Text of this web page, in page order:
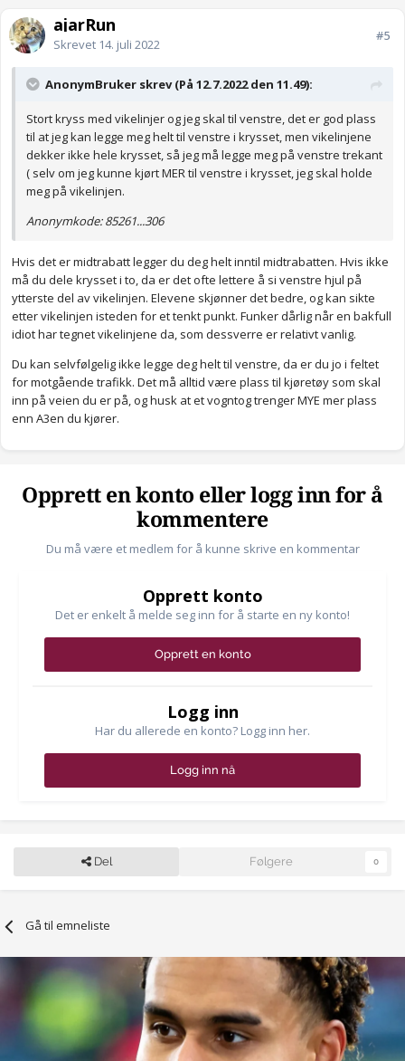
ajarRun
Skrevet 14. juli 2022
#5
AnonymBruker skrev (På 12.7.2022 den 11.49):
Stort kryss med vikelinjer og jeg skal til venstre, det er god plass
til at jeg kan legge meg helt til venstre i krysset, men vikelinjene
dekker ikke hele krysset, så jeg må legge meg på venstre trekant
( selv om jeg kunne kjørt MER til venstre i krysset, jeg skal holde
meg på vikelinjen.
Anonymkode: 85261...306
Hvis det er midtrabatt legger du deg helt inntil midtrabatten. Hvis ikke
må du dele krysset i to, da er det ofte lettere å si venstre hjul på
ytterste del av vikelinjen. Elevene skjønner det bedre, og kan sikte
etter vikelinjen isteden for et tenkt punkt. Funker dårlig når en bakfull
idiot har tegnet vikelinjene da, som dessverre er relativt vanlig.
Du kan selvfølgelig ikke legge deg helt til venstre, da er du jo i feltet
for motgående trafikk. Det må alltid være plass til kjøretøy som skal
inn på veien du er på, og husk at et vogntog trenger MYE mer plass
enn A3en du kjører.
Opprett en konto eller logg inn for å
kommentere
Du må være et medlem for å kunne skrive en kommentar
Opprett konto
Det er enkelt å melde seg inn for å starte en ny konto!
Opprett en konto
Logg inn
Har du allerede en konto? Logg inn her.
Logg inn nå
Del Følgere 0
Gå til emneliste